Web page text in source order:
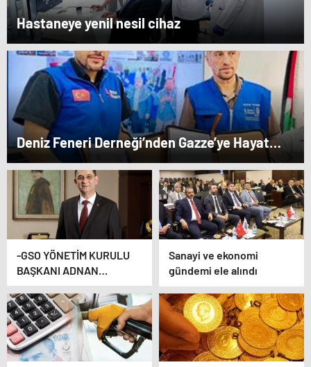
Hastaneye yenil nesil cihaz
Deniz Feneri Derneği’nden Gazze’ye Hayat
Veren Ortaklık…
-GSO YÖNETİM KURULU
BAŞKANI ADNAN
ÜNVERDİ:
Sanayi ve ekonomi
gündemi ele alındı